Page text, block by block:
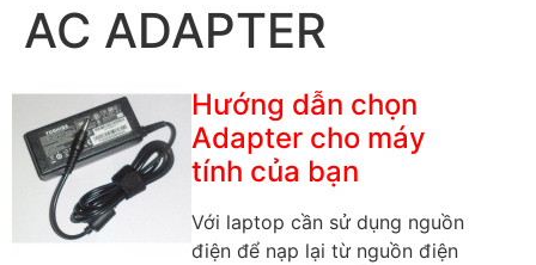
AC ADAPTER
Hướng dẫn chọn
Adapter cho máy
tính của bạn
Với laptop cần sử dụng nguồn
điện để nạp lại từ nguồn điện